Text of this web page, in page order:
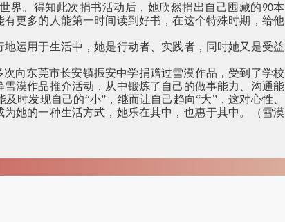
界。得知此次捐书活动后，她欣然捐出自己囤藏的90本
更多的人能第一时间读到好书，在这个特殊时期，给他
运用于生活中，她是行动者、实践者，同时她又是受益
向东莞市长安镇振安中学捐赠过雪漠作品，受到了学校
漠作品推介活动，从中锻炼了自己的做事能力、沟通能
时发现自己的“小”，继而让自己趋向“大”，这对心性、
她的一种生活方式，她乐在其中，也惠于其中。（雪漠